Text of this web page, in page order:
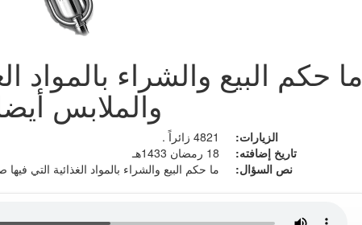
ما حكم البيع والشراء بالمواد
والملابس
الزيارات:
4821 زائراً .
تاريخ إضافته:
18 رمضان 1433هـ
نص السؤال:
ما حكم البيع والشراء بالمواد الغذائية التي